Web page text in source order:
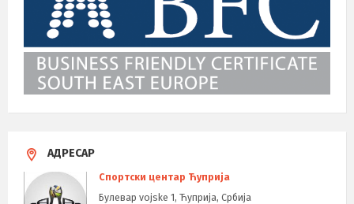
АДРЕСАР
Спортски центар Ћуприја
Булевар vojske 1, Ћуприја, Србија